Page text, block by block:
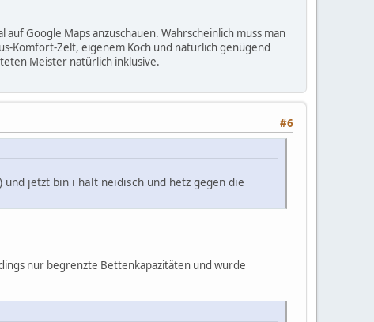
Google Maps anzuschauen. Wahrscheinlich muss man
Komfort-Zelt, eigenem Koch und natürlich genügend
Meister natürlich inklusive.
#6
jetzt bin i halt neidisch und hetz gegen die
nur begrenzte Bettenkapazitäten und wurde